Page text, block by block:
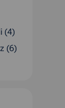
(4)
(6)